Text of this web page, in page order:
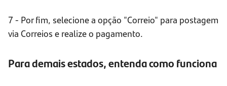
7 - Por fim, selecione a opção "Correio" para postagem
via Correios e realize o pagamento.
Para demais estados, entenda como funciona​